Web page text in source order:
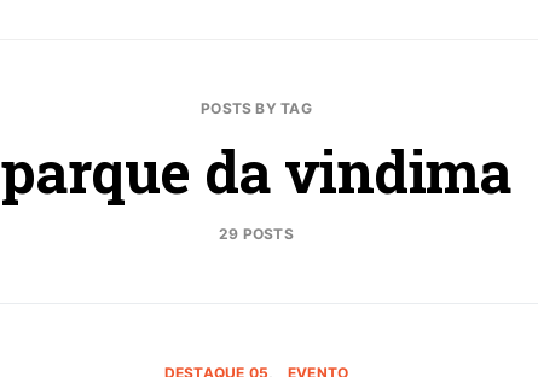
POSTS BY TAG
parque da vindima
29 POSTS
DESTAQUE 05 EVENTO